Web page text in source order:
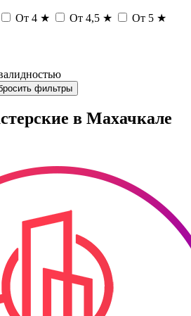
От 4 ★ От 4,5 ★ От 5 ★
фильтры
в Махачкале